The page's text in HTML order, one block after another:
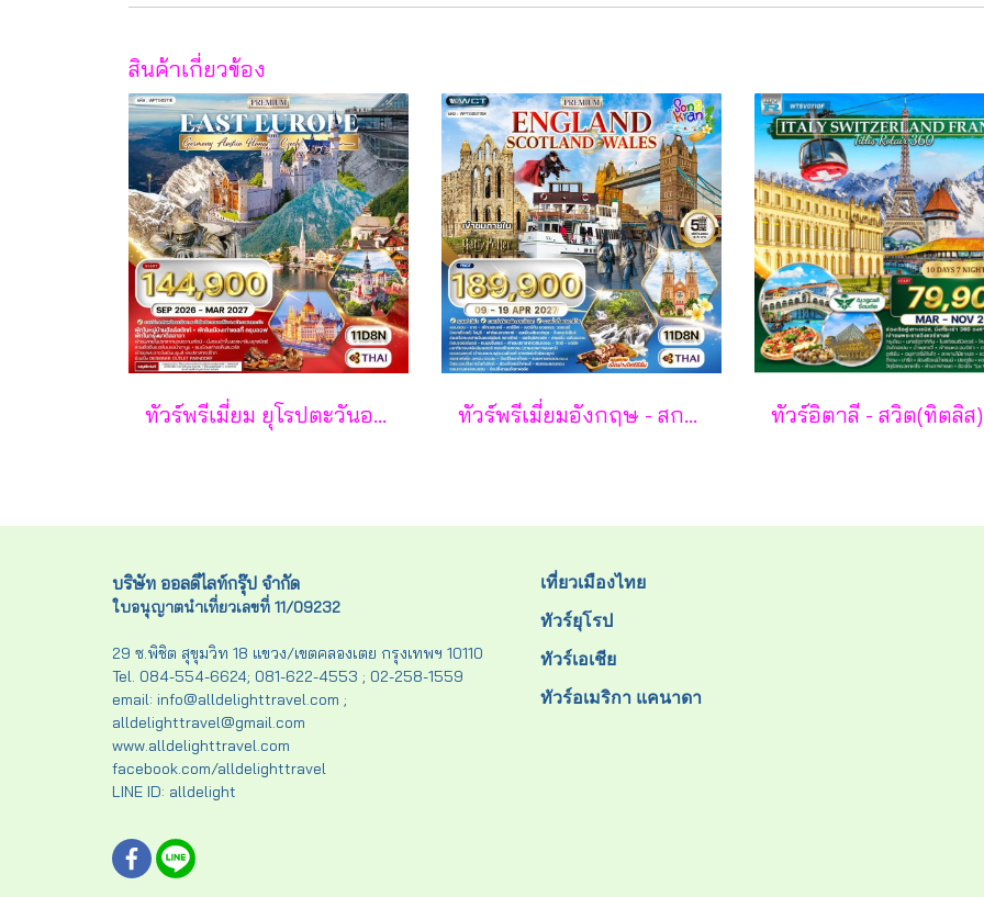
สินค้าเกี่ยวข้อง
ทัวร์พรีเมี่ยม ยุโรปตะวันออก พักหมู่บ้านฮัลล์สตัทท์ 11วัน 8คืน - TG ทัวร์พรีเมี่ยมอังกฤษ - สกอตแลนด์ -เวลล์ 11 วัน - TG
บริษัท ออลดีไลท์กรุ๊ป จำกัด
ใบอนุญาตนำเที่ยวเลขที่ 11/09232
29 ซ.พิชิต สุขุมวิท 18 แขวง/เขตคลองเตย กรุงเทพฯ 10110
Tel. 084-554-6624; 081-622-4553 ; 02-258-1559
email: info@alldelighttravel.com ;
alldelighttravel@gmail.com
www.alldelighttravel.com
facebook.com/alldelighttravel
LINE ID: alldelight
เที่ยวเมืองไทย
ทัวร์ยุโรป
ทัวร์เอเชีย
ทัวร์อเมริกา แคนาดา